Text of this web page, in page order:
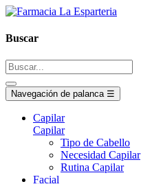
Buscar
Navegación de palanca ☰
Capilar
Capilar
Tipo de Cabello
Necesidad Capilar
Rutina Capilar
Facial